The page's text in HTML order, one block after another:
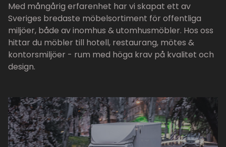
Med mångårig erfarenhet har vi skapat ett av
Sveriges bredaste möbelsortiment för offentliga
miljöer, både av inomhus & utomhusmöbler. Hos oss
hittar du möbler till hotell, restaurang, mötes &
kontorsmiljöer - rum med höga krav på kvalitet och
design.